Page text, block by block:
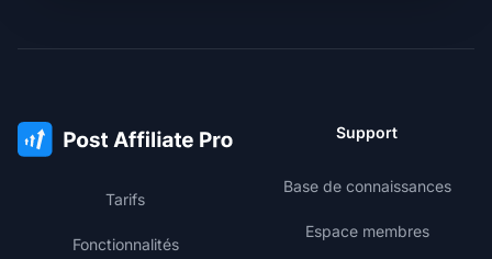
Tarifs
Fonctionnalités
Support
Base de connaissances
Espace membres